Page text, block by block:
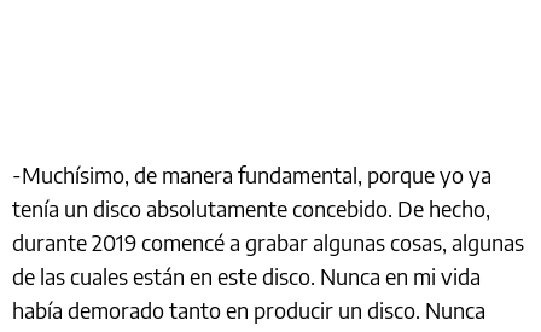
-Muchísimo, de manera fundamental, porque yo ya
tenía un disco absolutamente concebido. De hecho,
durante 2019 comencé a grabar algunas cosas, algunas
de las cuales están en este disco. Nunca en mi vida
había demorado tanto en producir un disco. Nunca